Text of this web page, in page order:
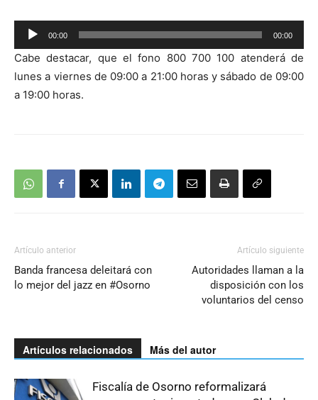
Reproductor
de
audio
00:00 00:00
Cabe destacar, que el fono 800 700 100​ atenderá de
lunes a viernes de 09:00 a 21:00 horas y sábado de 09:00
a 19:00 horas.
Artículo anterior
Banda francesa deleitará con
lo mejor del jazz en #Osorno
Artículo siguiente
Autoridades llaman a la
disposición con los
voluntarios del censo
Artículos relacionados Más del autor
Fiscalía de Osorno reformalizará